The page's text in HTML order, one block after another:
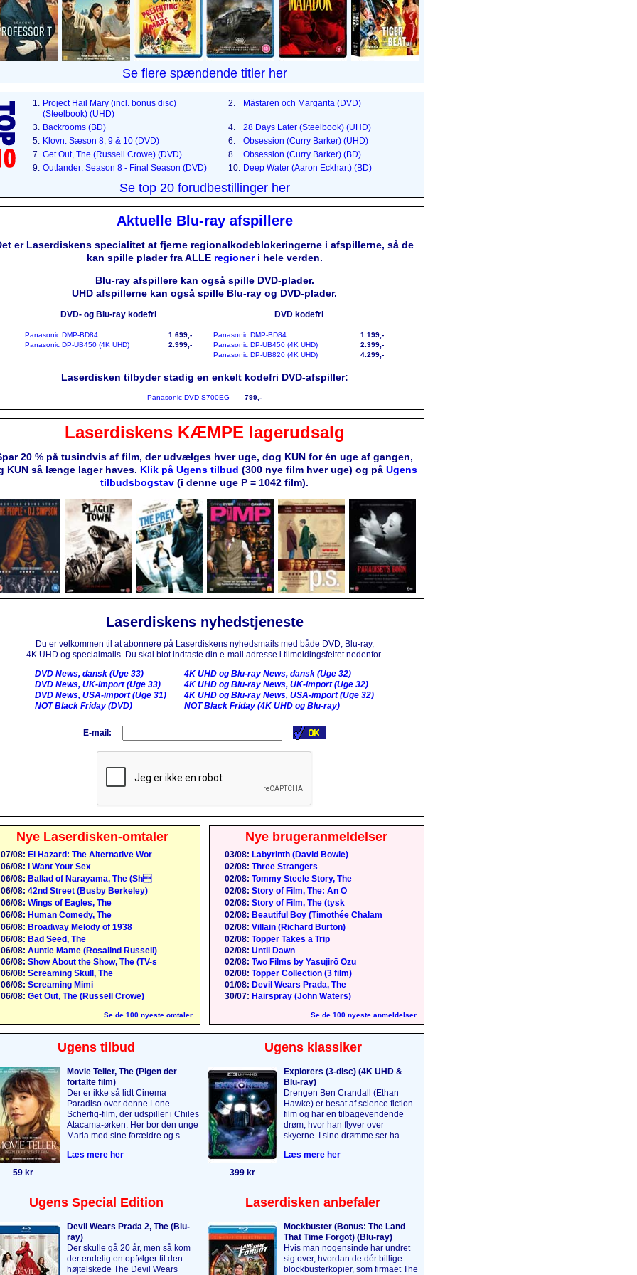
Se flere spændende titler her
1. Project Hail Mary (incl. bonus disc)
(Steelbook) (UHD)
2. Mästaren och Margarita (DVD)
3. Backrooms (BD) 4.
28 Days Later (Steelbook) (UHD)
5. Klovn: Sæson 8, 9 & 10 (DVD) 6.
Obsession (Curry Barker) (UHD)
7. Get Out, The (Russell Crowe) (DVD) 8.
Obsession (Curry Barker) (BD)
9. Outlander: Season 8 - Final Season (DVD) 10. Deep Water (Aaron Eckhart) (BD)
Se top 20 forudbestillinger her
Aktuelle Blu-ray afspillere
er Laserdiskens specialitet at fjerne regionalkodeblokeringerne i afspillerne, så de
kan spille plader fra ALLE regioneri hele verden.
Blu-ray afspillere kan også spille DVD-plader.
UHD afspillerne kan også spille Blu-ray og DVD-plader.
DVD- og Blu-ray kodefri DVD kodefri
Panasonic DMP-BD84 1.699,- Panasonic DMP-BD84
1.199,-
Panasonic DP-UB450 (4K UHD)
2.999,- Panasonic DP-UB450 (4K UHD)
2.399,-
Panasonic DP-UB820 (4K UHD)
4.299,-
Laserdisken tilbyder stadig en enkelt kodefri DVD-afspiller:
Panasonic DVD-S700EG 799,-
Laserdiskens KÆMPE lagerudsalg
20 % på tusindvis af film, der udvælges hver uge, dog KUN for én uge af gangen,
KUN så længe lager haves. Klik på Ugens tilbud (300 nye film hver uge) og på Ugens
tilbudsbogstav (i denne uge P = 1042 film).
Laserdiskens nyhedstjeneste
Du er velkommen til at abonnere på Laserdiskens nyhedsmails med både DVD, Blu-ray,
4K UHD og specialmails. Du skal blot indtaste din e-mail adresse i tilmeldingsfeltet nedenfor.
DVD News, dansk (Uge 33)
4K UHD og Blu-ray News, dansk (Uge 32)
DVD News, UK-import (Uge 33)
4K UHD og Blu-ray News, UK-import (Uge 32)
DVD News, USA-import (Uge 31)
4K UHD og Blu-ray News, USA-import (Uge 32)
NOT Black Friday (DVD)
NOT Black Friday (4K UHD og Blu-ray)
E-mail:
Nye Laserdisken-omtaler
07/08: El Hazard: The Alternative Wor
06/08: I Want Your Sex
06/08: Ballad of Narayama, The (Sh
06/08: 42nd Street (Busby Berkeley)
06/08: Wings of Eagles, The
06/08: Human Comedy, The
06/08: Broadway Melody of 1938
06/08: Bad Seed, The
06/08: Auntie Mame (Rosalind Russell)
06/08: Show About the Show, The (TV-s
06/08: Screaming Skull, The
06/08: Screaming Mimi
06/08: Get Out, The (Russell Crowe)
Se de 100 nyeste omtaler
Nye brugeranmeldelser
03/08: Labyrinth (David Bowie)
02/08: Three Strangers
02/08: Tommy Steele Story, The
02/08: Story of Film, The: An O
02/08: Story of Film, The (tysk
02/08: Beautiful Boy (Timothée Chalam
02/08: Villain (Richard Burton)
02/08: Topper Takes a Trip
02/08: Until Dawn
02/08: Two Films by Yasujirō Ozu
02/08: Topper Collection (3 film)
01/08: Devil Wears Prada, The
30/07: Hairspray (John Waters)
Se de 100 nyeste anmeldelser
Ugens tilbud
Movie Teller, The (Pigen der
fortalte film)
Der er ikke så lidt Cinema
Paradiso over denne Lone
Scherfig-film, der udspiller i Chiles
Atacama-ørken. Her bor den unge
Maria med sine forældre og s...
Læs mere her
59 kr
Ugens klassiker
Explorers (3-disc) (4K UHD &
Blu-ray)
Drengen Ben Crandall (Ethan
Hawke) er besat af science fiction
film og har en tilbagevendende
drøm, hvor han flyver over
skyerne. I sine drømme ser ha...
Læs mere her
399 kr
Ugens Special Edition
Devil Wears Prada 2, The (Blu-
ray)
Der skulle gå 20 år, men så kom
der endelig en opfølger til den
højtelskede The Devil Wears
Laserdisken anbefaler
Mockbuster (Bonus: The Land
That Time Forgot) (Blu-ray)
Hvis man nogensinde har undret
sig over, hvordan de dér billige
blockbusterkopier, som firmaet The